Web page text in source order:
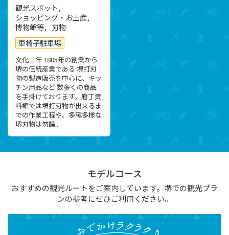
観光スポット
ショッピング・お土産
博物館等
刃物
車椅子駐車場
文化二年 1805年の創業から
堺の伝統産業である 堺打刃
物の製造販売を中心に、キッ
チン用品など 数多くの商品
を手掛けております。庖丁資
料館では堺打刃物が出来るま
での作業工程や、多種多様な
堺刃物は勿論...
モデルコース
おすすめの観光ルートをご案内しています。堺での観光プラ
ンの参考にぜひご利用ください。